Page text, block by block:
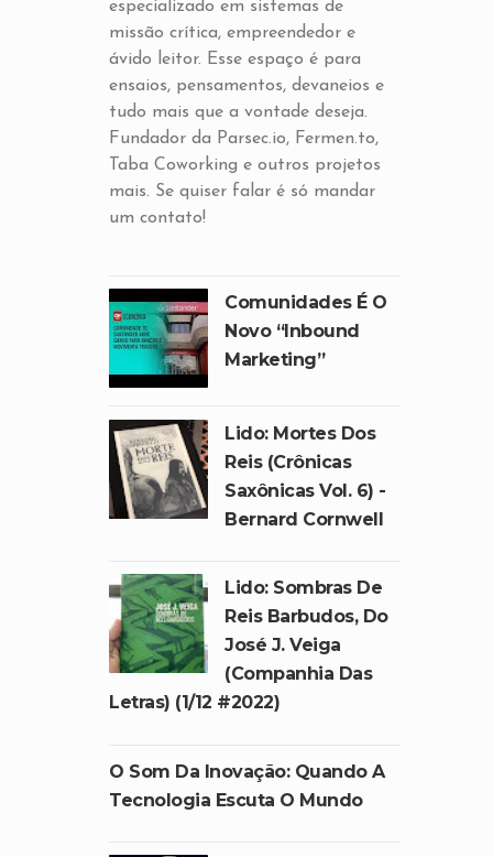
especializado em sistemas de
missão crítica, empreendedor e
ávido leitor. Esse espaço é para
ensaios, pensamentos, devaneios e
tudo mais que a vontade deseja.
Fundador da Parsec.io, Fermen.to,
Taba Coworking e outros projetos
mais. Se quiser falar é só mandar
um contato!
Comunidades É O
Novo “inbound
Marketing”
Lido: Mortes Dos
Reis (Crônicas
Saxônicas Vol. 6) -
Bernard Cornwell
Lido: Sombras De
Reis Barbudos, Do
José J. Veiga
(Companhia Das
Letras) (1/12 #2022)
O Som Da Inovação: Quando A
Tecnologia Escuta O Mundo